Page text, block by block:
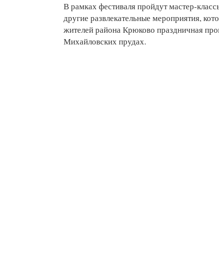
В рамках фестиваля пройдут мастер-
другие развлекательные мероприятия,
жителей района Крюково праздничная
Михайловских прудах.